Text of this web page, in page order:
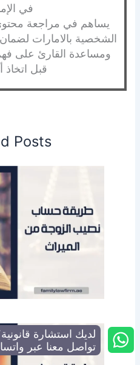
في
يساهم في مراجعة
الشخصية بالامارات
ومساعدة القارئ على
قبل اتخاذ
Posts
لديك استشارة
تواصل معنا عبر